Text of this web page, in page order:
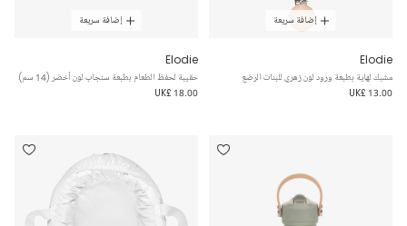
إضافة سريعة
Elodie
مشبك لهاية بطبعة ورود لون زهري للبنات الرضع
UK£ 13.00
إضافة سريعة
Elodie
حقيبة لحفظ الطعام بطبعة سنجاب لون أخضر (14 سم)
UK£ 18.00